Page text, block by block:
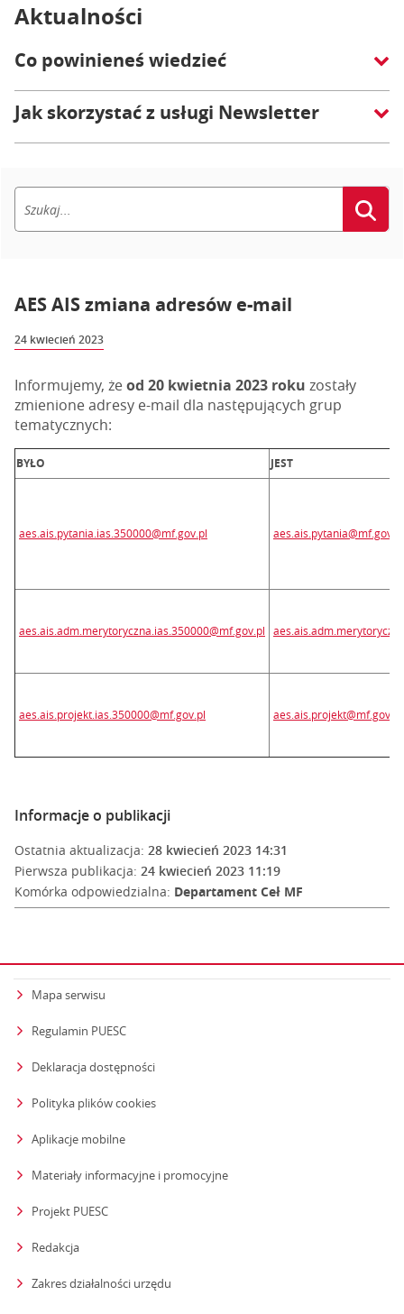
Aktualności
Co powinieneś wiedzieć
Jak skorzystać z usługi Newsletter
AES AIS zmiana adresów e-mail
24 kwiecień 2023
Informujemy, żeod 20 kwietnia 2023 roku zostały
zmienione adresy e-mail dla następujących grup
tematycznych:
BYŁO JEST
aes.ais.pytania.ias.350000@mf.gov.pl aes.ais.pytania@mf.gov.pl
aes.ais.adm.merytoryczna.ias.350000@mf.gov.pl
aes.ais.projekt.ias.350000@mf.gov.pl aes.ais.projekt@mf.gov.pl
Informacje o publikacji
Ostatnia aktualizacja: 28 kwiecień 2023 14:31
Pierwsza publikacja: 24 kwiecień 2023 11:19
Komórka odpowiedzialna: Departament Ceł MF
Mapa serwisu
Regulamin PUESC
Deklaracja dostępności
Polityka plików cookies
Aplikacje mobilne
Materiały informacyjne i promocyjne
Projekt PUESC
Redakcja
Zakres działalności urzędu